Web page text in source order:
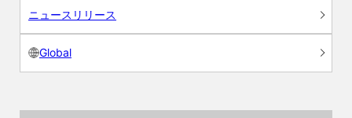
ニュースリリース
Global